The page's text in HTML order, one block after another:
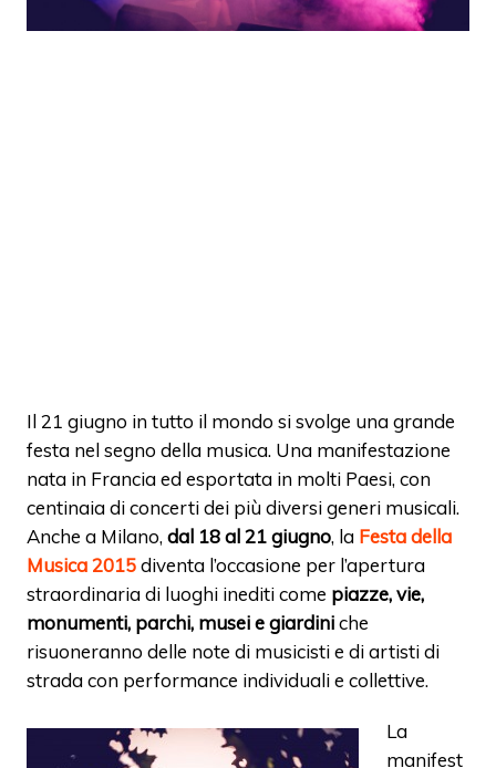
Il 21 giugno in tutto il mondo si svolge una grande
festa nel segno della musica. Una manifestazione
nata in Francia ed esportata in molti Paesi, con
centinaia di concerti dei più diversi generi musicali.
Anche a Milano, dal 18 al 21 giugno, la Festa della
Musica 2015diventa l’occasione per l’apertura
straordinaria di luoghi inediti come piazze, vie,
monumenti, parchi, musei e giardiniche
risuoneranno delle note di musicisti e di artisti di
strada con performance individuali e collettive.
La
manifest